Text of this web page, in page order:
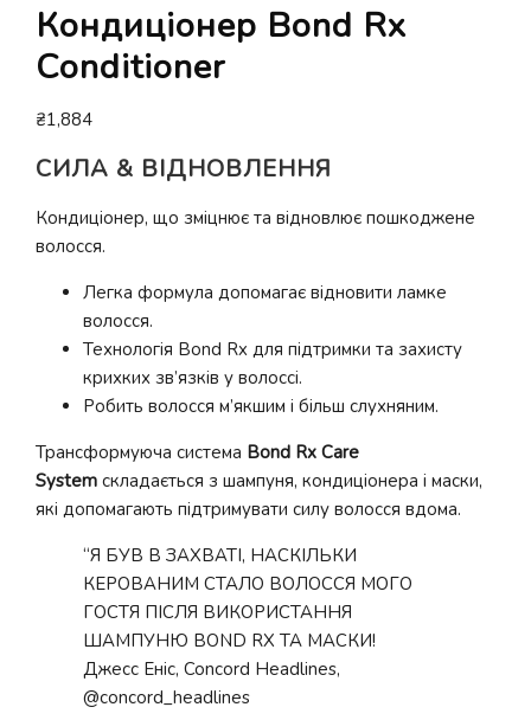
Кондиціонер Bond Rx
Conditioner
₴1,884
СИЛА & ВIДНОВЛЕННЯ
Кондиціонер, що зміцнює та відновлює пошкоджене
волосся.
Легка формула допомагає відновити ламке
волосся.
Технологія Bond Rx для підтримки та захисту
крихких зв’язків у волоссі.
Робить волосся м’якшим і більш слухняним.
Трансформуюча система Bond Rx Care
System складається з шампуня, кондиціонера і маски,
які допомагають підтримувати силу волосся вдома.
“Я БУВ В ЗАХВАТІ, НАСКІЛЬКИ
КЕРОВАНИМ СТАЛО ВОЛОССЯ МОГО
ГОСТЯ ПІСЛЯ ВИКОРИСТАННЯ
ШАМПУНЮ BOND RX ТА МАСКИ!
Джесс Еніс, Concord Headlines,
@concord_headlines